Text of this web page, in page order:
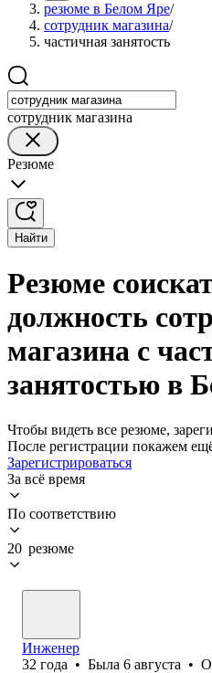
резюме в Белом Яре/
сотрудник магазина/
частичная занятость
сотрудник магазина
Резюме
Найти
Резюме
должность
магазина с
занятостью в
Чтобы видеть все резюме,
После регистрации покажем
Зарегистрироваться
За всё время
По соответствию
20 резюме
Инженер
32 года • Была 6 августа •